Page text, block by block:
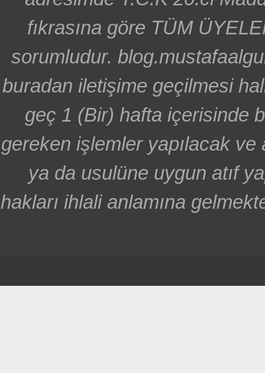
fıkrasına göre TÜM
sorumludur.
buradan iletişime geçilmesi
geç 1 (Bir) hafta içerisinde
gereken işlemler yapılacak ve
ya da usulüne uygun atıf
hakları ihlali anlamına